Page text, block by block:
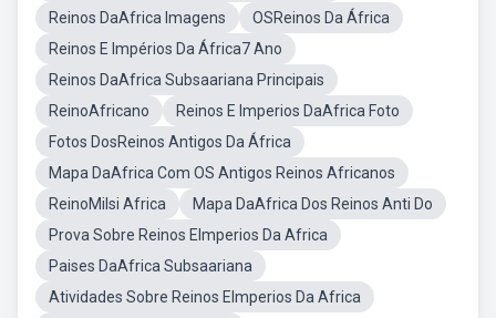
Reinos DaAfrica Imagens
OSReinos Da África
Reinos E Impérios Da África7 Ano
Reinos DaAfrica Subsaariana Principais
ReinoAfricano
Reinos E Imperios DaAfrica Foto
Fotos DosReinos Antigos Da África
Mapa DaAfrica Com OS Antigos Reinos Africanos
ReinoMilsi Africa
Mapa DaAfrica Dos Reinos Anti Do
Prova Sobre Reinos EImperios Da Africa
Paises DaAfrica Subsaariana
Atividades Sobre Reinos EImperios Da Africa